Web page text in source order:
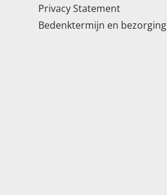
Privacy Statement
Bedenktermijn en bezorging